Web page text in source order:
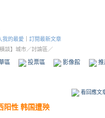
我的最愛
訂閱最新文章
談】城市／討論區／
區 投票區 影像館
看回應文
阳性 韩国遭殃